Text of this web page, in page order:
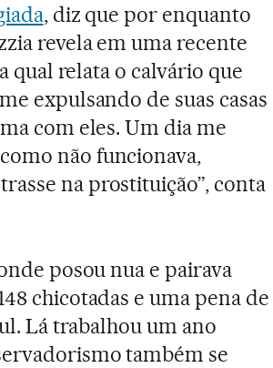
, diz que por enquanto
revela em uma recente
qual relata o calvário que
expulsando de suas casas
com eles. Um dia me
não funcionava,
na prostituição”, conta
posou nua e pairava
chicotadas e uma pena de
Lá trabalhou um ano
também se